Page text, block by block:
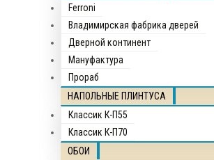
Ferroni
Владимирская фабрика дверей
Дверной континент
Мануфактура
Прораб
НАПОЛЬНЫЕ ПЛИНТУСА
Классик К-П55
Классик К-П70
ОБОИ